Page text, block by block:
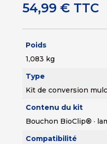
54,99 € TTC
Poids
1,083 kg
Type
Kit de conversion
Contenu du kit
Bouchon BioClip® ·
Compatibilité